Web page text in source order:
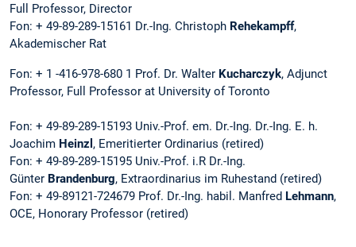
Full Professor, Director
Fon: + 49-89-289-15161 Dr.-Ing. Christoph Rehekampff,
Akademischer Rat
Fon: + 1 -416-978-680 1 Prof. Dr. Walter Kucharczyk, Adjunct
Professor, Full Professor at University of Toronto
Fon: + 49-89-289-15193 Univ.-Prof. em. Dr.-Ing. Dr.-Ing. E. h.
Joachim Heinzl , Emeritierter Ordinarius (retired)
Fon: + 49-89-289-15195 Univ.-Prof. i.R Dr.-Ing.
Günter Brandenburg, Extraordinarius im Ruhestand (retired)
Fon: + 49-89121-724679 Prof. Dr.-Ing. habil. Manfred Lehmann,
OCE, Honorary Professor (retired)